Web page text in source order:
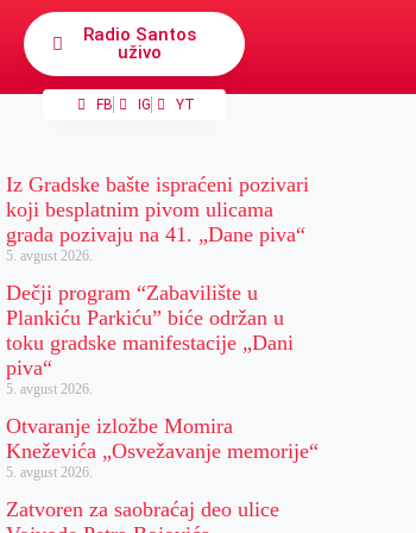
Radio Santos
uživo
FB IG YT
Iz Gradske bašte ispraćeni pozivari
koji besplatnim pivom ulicama
grada pozivaju na 41. „Dane piva“
5. avgust 2026.
Dečji program “Zabavilište u
Plankiću Parkiću” biće održan u
toku gradske manifestacije „Dani
piva“
5. avgust 2026.
Otvaranje izložbe Momira
Kneževića „Osvežavanje memorije“
5. avgust 2026.
Zatvoren za saobraćaj deo ulice